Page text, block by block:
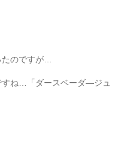
のですが…
すね…「ダースベーダ―ジュ